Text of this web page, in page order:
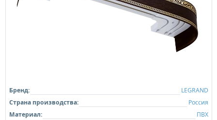
Бренд:
LEGRAND
Страна производства:
Россия
Материал:
ПВХ